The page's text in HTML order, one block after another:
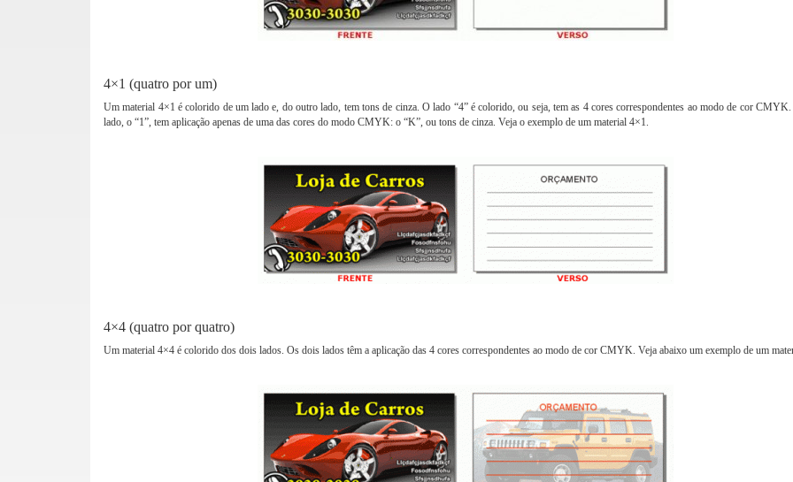
4×1 (quatro por um)
Um material 4×1 é colorido de um lado e, do outro lado, tem tons de cinza. O lado “4” é colorido, ou seja, tem as 4 cores correspondentes ao modo de cor
lado, o “1”, tem aplicação apenas de uma das cores do modo CMYK: o “K”, ou tons de cinza. Veja o exemplo de um material 4×1.
4×4 (quatro por quatro)
Um material 4×4 é colorido dos dois lados. Os dois lados têm a aplicação das 4 cores correspondentes ao modo de cor CMYK. Veja abaixo um exemplo de um